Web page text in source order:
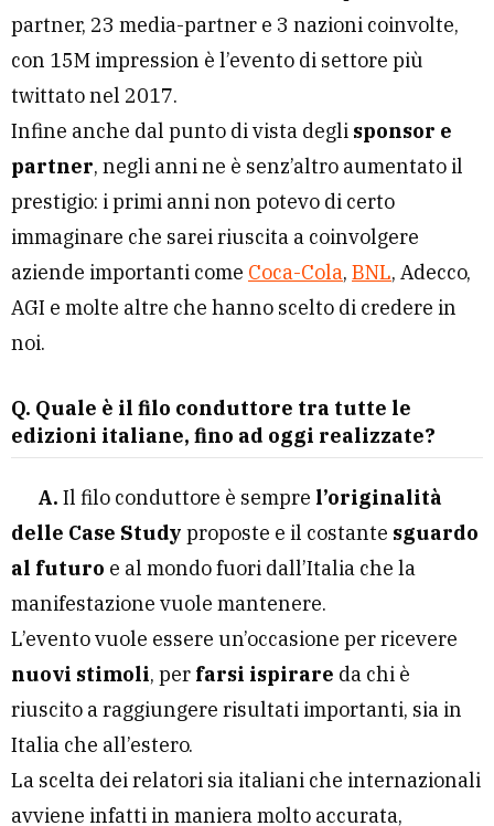
partner, 23 media-partner e 3 nazioni coinvolte,
con 15M impression è l’evento di settore più
twittato nel 2017.
Infine anche dal punto di vista degli sponsor e
partner, negli anni ne è senz’altro aumentato il
prestigio: i primi anni non potevo di certo
immaginare che sarei riuscita a coinvolgere
aziende importanti come Coca-Cola, BNL, Adecco,
AGI e molte altre che hanno scelto di credere in
noi.
Q. Quale è il filo conduttore tra tutte le
edizioni italiane, fino ad oggi realizzate?
A. Il filo conduttore è sempre l’originalità
delle Case Study proposte e il costante sguardo
al futuro e al mondo fuori dall’Italia che la
manifestazione vuole mantenere.
L’evento vuole essere un’occasione per ricevere
nuovi stimoli, per farsi ispirare da chi è
riuscito a raggiungere risultati importanti, sia in
Italia che all’estero.
La scelta dei relatori sia italiani che internazionali
avviene infatti in maniera molto accurata,